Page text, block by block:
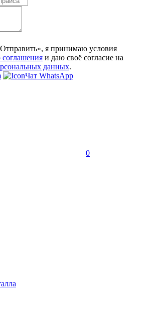
я принимаю условия
соглашения и даю своё согласие на
данных.
Чат WhatsApp
0